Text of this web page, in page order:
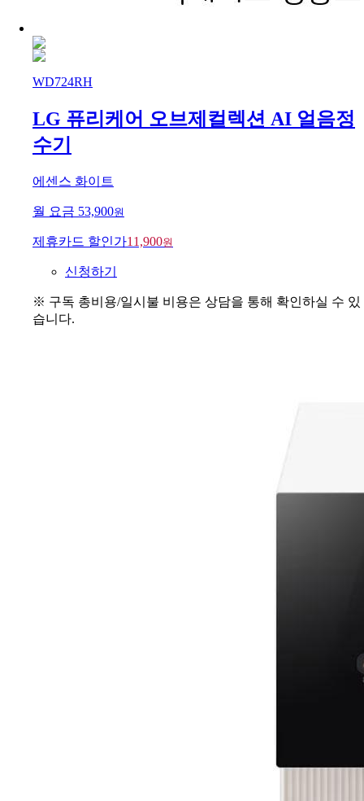
WD724RH
LG 퓨리케어 오브제컬렉션 AI 얼음정
수기
에센스 화이트
월 요금 53,900원
제휴카드 할인가11,900원
신청하기
※ 구독 총비용/일시불 비용은 상담을 통해 확인하실 수 있
습니다.